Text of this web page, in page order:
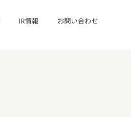
IR情報 お問い合わせ